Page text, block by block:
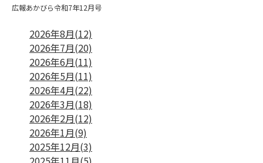
広報あかびら令和7年12月号
2026年8月(12)
2026年7月(20)
2026年6月(11)
2026年5月(11)
2026年4月(22)
2026年3月(18)
2026年2月(12)
2026年1月(9)
2025年12月(3)